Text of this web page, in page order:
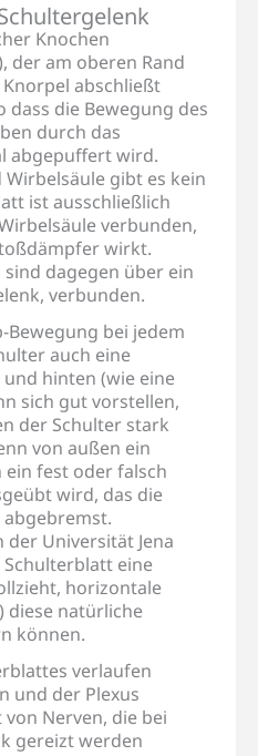
Knochen
der am oberen Rand
abschließt
dass die Bewegung des
durch das
abgepuffert wird.
gibt es kein
ist ausschließlich
verbunden,
wirkt.
dagegen über ein
verbunden.
Bewegung bei jedem
auch eine
hinten (wie eine
sich gut vorstellen,
der Schulter stark
von außen ein
fest oder falsch
wird, das die
der Universität Jena
Schulterblatt eine
horizontale
diese natürliche
können.
verlaufen
und der Plexus
Nerven, die bei
gereizt werden